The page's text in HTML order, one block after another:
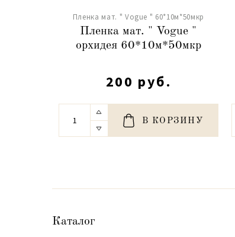
Пленка мат. " Vogue " 60*10м*50мкр
Пленка мат. " Vogue "
орхидея 60*10м*50мкр
200 руб.
В КОРЗИНУ
Каталог